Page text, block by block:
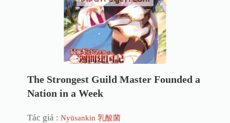
The Strongest Guild Master Founded a
Nation in a Week
Tác giả : Nyūsankin 乳酸菌